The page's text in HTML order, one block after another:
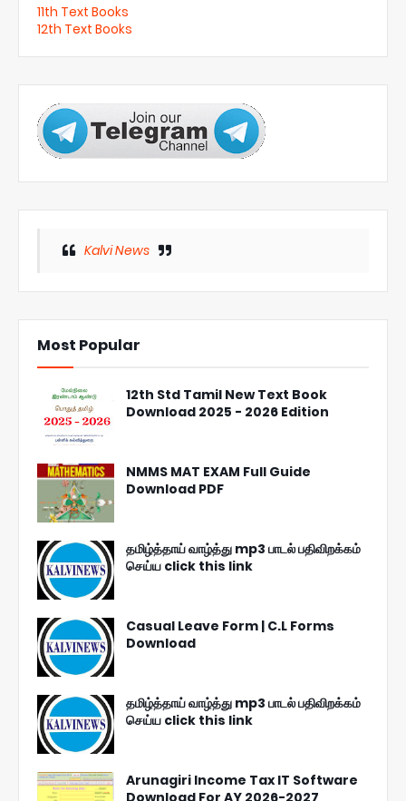
11th Text Books
12th Text Books
Kalvi News
Most Popular
12th Std Tamil New Text Book
Download 2025 - 2026 Edition
NMMS MAT EXAM Full Guide
Download PDF
தமிழ்த்தாய் வாழ்த்து mp3 பாடல் பதிவிறக்கம்
செய்ய click this link
Casual Leave Form | C.L Forms
Download
தமிழ்த்தாய் வாழ்த்து mp3 பாடல் பதிவிறக்கம்
செய்ய click this link
Arunagiri Income Tax IT Software
Download For AY 2026-2027